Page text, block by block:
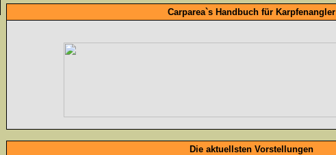
Carparea`s Handbuch für Karpfenangler
Die aktuellsten Vorstellungen